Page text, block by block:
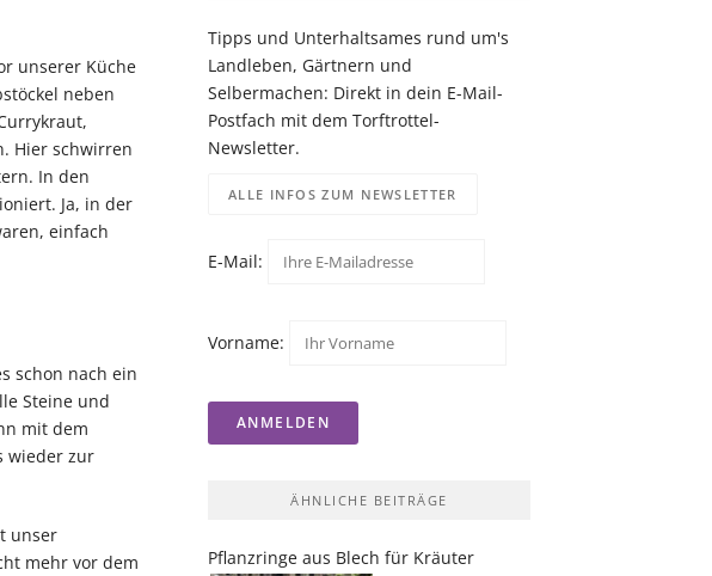
unserer Küche
neben
Hier schwirren
In den
Ja, in der
einfach
schon nach ein
Steine und
mit dem
wieder zur
unser
mehr vor dem
Tipps und Unterhaltsames rund um's
Landleben, Gärtnern und
Selbermachen: Direkt in dein E-Mail-
Postfach mit dem Torftrottel-
Newsletter.
ALLE INFOS ZUM NEWSLETTER
E-Mail:
Vorname:
ÄHNLICHE BEITRÄGE
Pflanzringe aus Blech für Kräuter